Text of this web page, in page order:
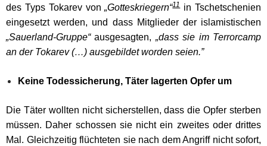
des Typs Tokarev von„Gotteskriegern“11in Tschetschenien
eingesetzt werden, und dass Mitglieder der islamistischen
„Sauerland-Gruppe“ausgesagten, „dass sie im Terrorcamp
an der Tokarev (…) ausgebildet worden seien.”
Keine Todessicherung, Täter lagerten Opfer um
Die Täter wollten nicht sicherstellen, dass die Opfer sterben
müssen. Daher schossen sie nicht ein zweites oder drittes
Mal. Gleichzeitig flüchteten sie nach dem Angriff nicht sofort,